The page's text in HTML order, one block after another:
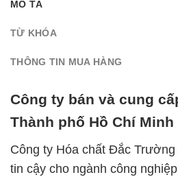
MÔ TẢ
TỪ KHÓA
THÔNG TIN MUA HÀNG
Công ty bán và cung
Thành phố Hồ Chí Minh
Công ty Hóa chất Đắc
tin cậy cho ngành công